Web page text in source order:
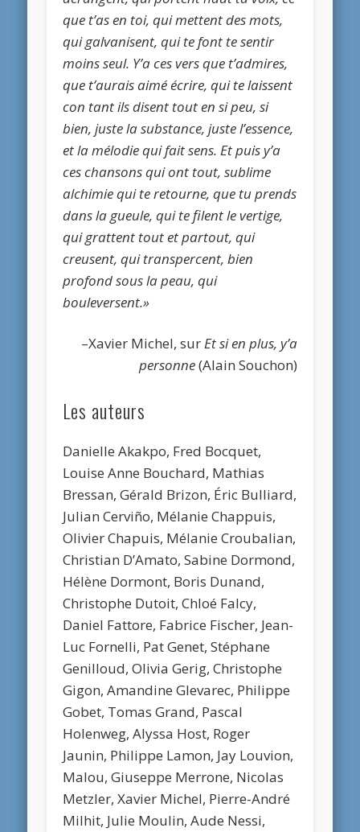
que t’as en toi, qui mettent des mots,
qui galvanisent, qui te font te sentir
moins seul. Y’a ces vers que t’admires,
que t’aurais aimé écrire, qui te laissent
con tant ils disent tout en si peu, si
bien, juste la substance, juste l’essence,
et la mélodie qui fait sens. Et puis y’a
ces chansons qui ont tout, sublime
alchimie qui te retourne, que tu prends
dans la gueule, qui te filent le vertige,
qui grattent tout et partout, qui
creusent, qui transpercent, bien
profond sous la peau, qui
bouleversent.»
–Xavier Michel, surEt si en plus, y’a
personne(Alain Souchon)
Les auteurs
Danielle Akakpo, Fred Bocquet,
Louise Anne Bouchard, Mathias
Bressan, Gérald Brizon, Éric Bulliard,
Julian Cerviño, Mélanie Chappuis,
Olivier Chapuis, Mélanie Croubalian,
Christian D’Amato, Sabine Dormond,
Hélène Dormont, Boris Dunand,
Christophe Dutoit, Chloé Falcy,
Daniel Fattore, Fabrice Fischer, Jean-
Luc Fornelli, Pat Genet, Stéphane
Genilloud, Olivia Gerig, Christophe
Gigon, Amandine Glevarec, Philippe
Gobet, Tomas Grand, Pascal
Holenweg, Alyssa Host, Roger
Jaunin, Philippe Lamon, Jay Louvion,
Malou, Giuseppe Merrone, Nicolas
Metzler, Xavier Michel, Pierre-André
Milhit, Julie Moulin, Aude Nessi,